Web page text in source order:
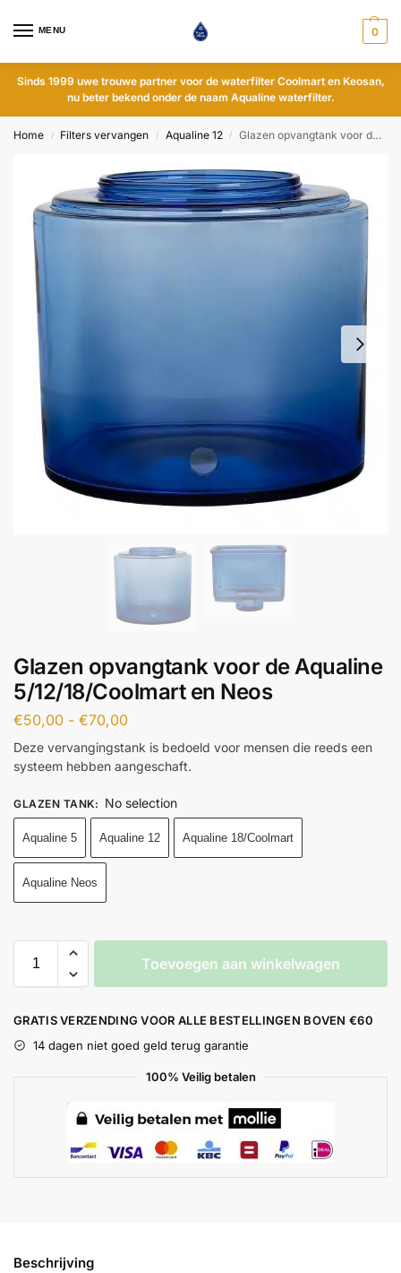
MENU 0
Sinds 1999 uwe trouwe partner voor de waterfilter Coolmart en Keosan,
nu beter bekend onder de naam Aqualine waterfilter.
Home / Filters vervangen / Aqualine 12 / Glazen opvangtank voor de Aqualine 5/12/18/Coolmart en Neos
Glazen opvangtank voor de Aqualine
5/12/18/Coolmart en Neos
€50,00 - €70,00
Deze vervangingstank is bedoeld voor mensen die reeds een
systeem hebben aangeschaft.
GLAZEN TANK: No selection
Aqualine 5 Aqualine 12 Aqualine 18/Coolmart
Aqualine Neos
Toevoegen aan winkelwagen
GRATIS VERZENDING VOOR ALLE BESTELLINGEN BOVEN €60
14 dagen niet goed geld terug garantie
100% Veilig betalen
Beschrijving